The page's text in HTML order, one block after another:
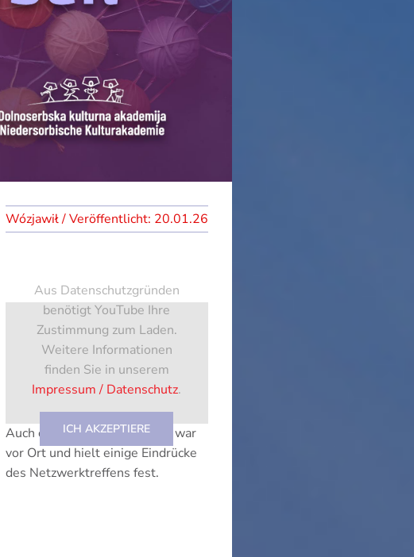
20.01.26
Aus Datenschutzgründen
benötigt YouTube Ihre
Zustimmung zum Laden.
Weitere Informationen
finden Sie in unserem
Impressum / Datenschutz.
ICH AKZEPTIERE
Auch das Team von lausitz.tv war
vor Ort und hielt einige Eindrücke
des Netzwerktreffens fest.